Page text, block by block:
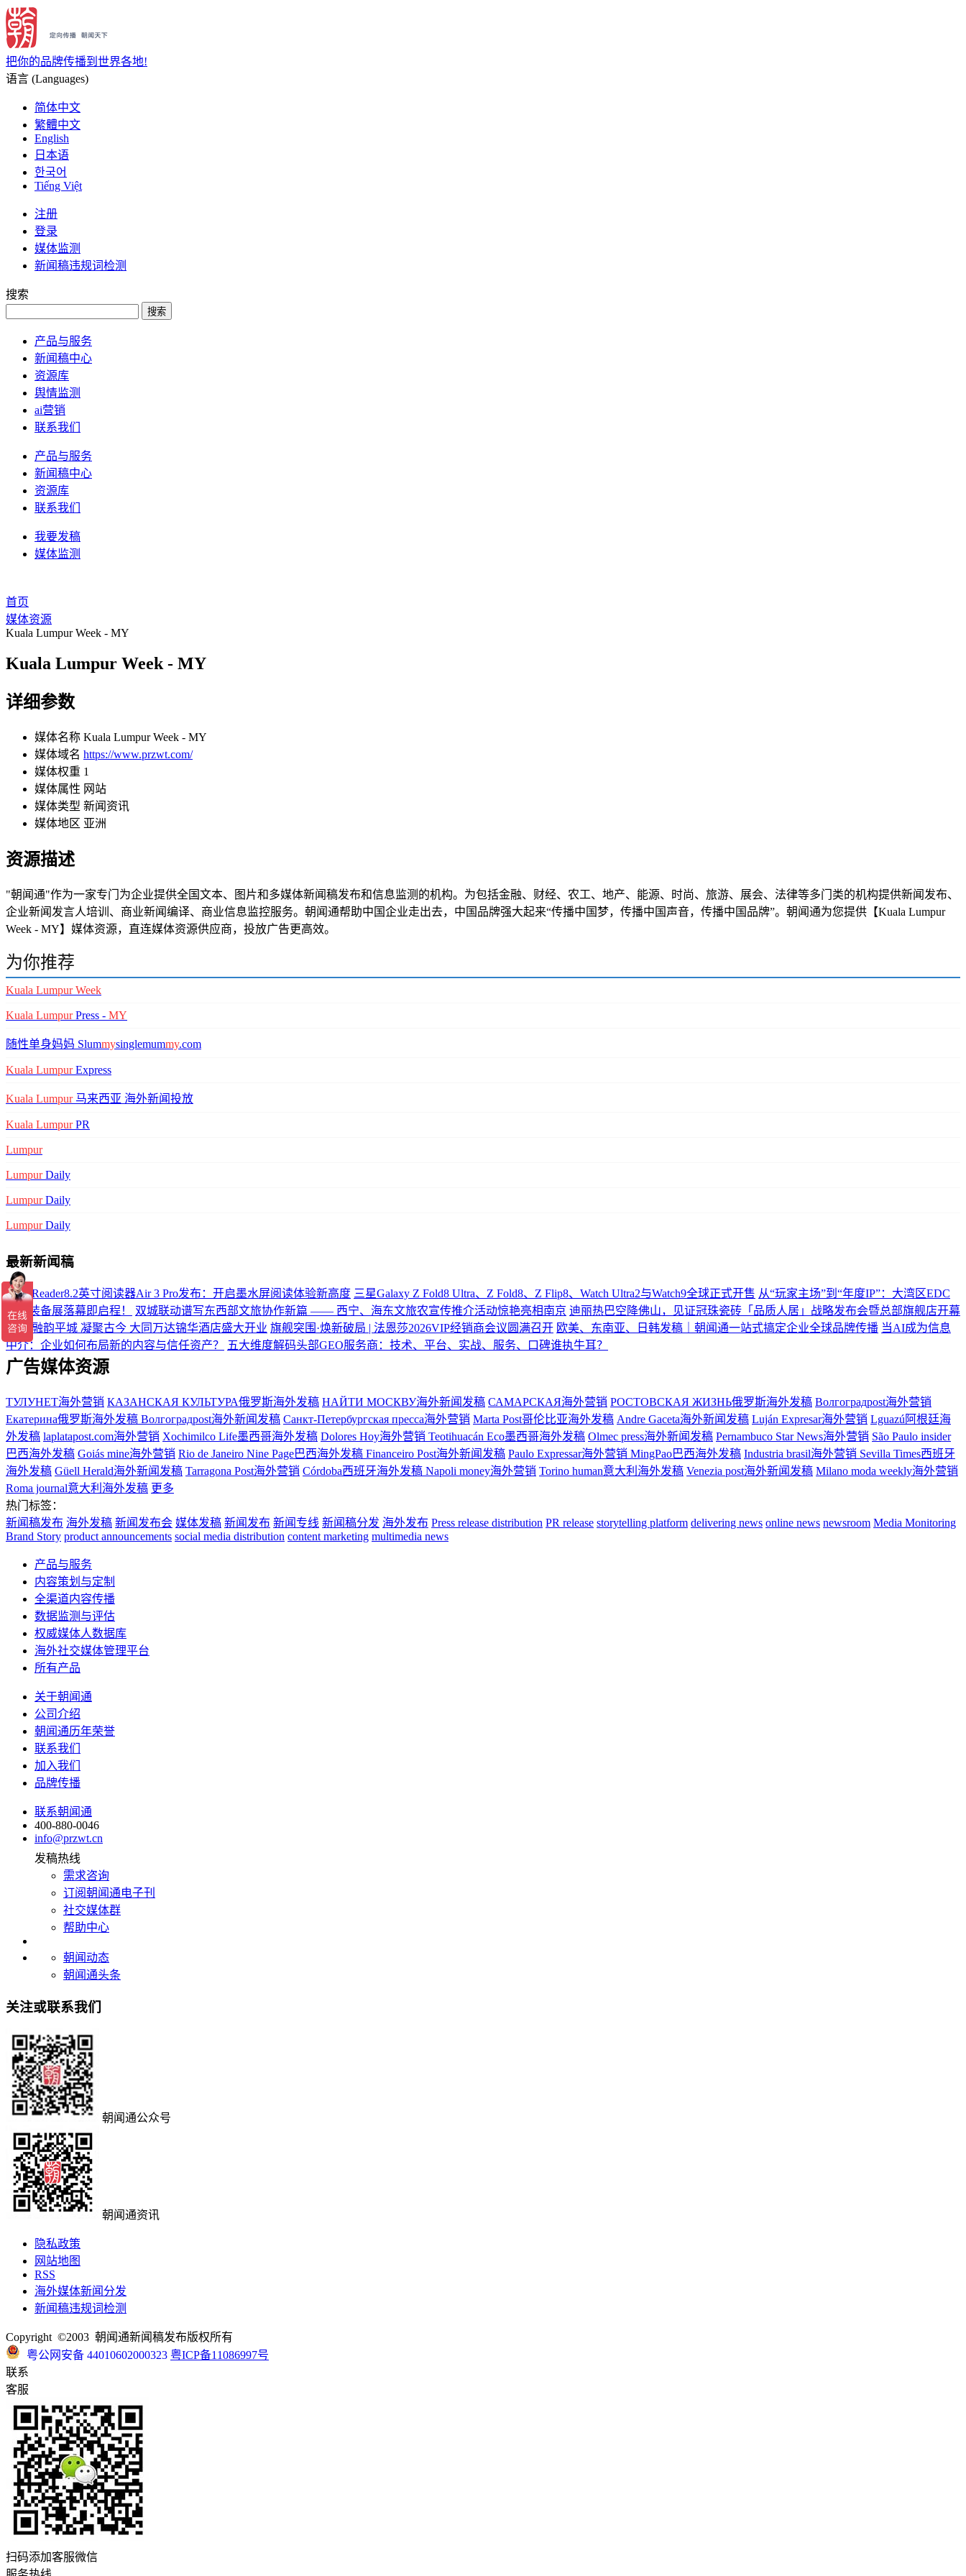
把你的品牌传播到世界各地!
语言 (Languages)
简体中文
繁體中文
English
日本语
한국어
Tiếng Việt
注册
登录
媒体监测
新闻稿违规词检测
搜索
搜索
产品与服务
新闻稿中心
资源库
舆情监测
ai营销
联系我们
产品与服务
新闻稿中心
资源库
联系我们
我要发稿
媒体监测
首页
媒体资源
Kuala Lumpur Week - MY
Kuala Lumpur Week - MY
详细参数
媒体名称 Kuala Lumpur Week - MY
媒体域名 https://www.przwt.com/
媒体权重 1
媒体属性 网站
媒体类型 新闻资讯
媒体地区 亚洲
资源描述
"朝闻通"作为一家专门为企业提供全国文本、图片和多媒体新闻稿发布和信息监测的机构。为包括金融、财经、农工、地产、能源、时尚、旅游、展会、法律等多门类的机构提供新闻发布、
企业新闻发言人培训、商业新闻编译、商业信息监控服务。朝闻通帮助中国企业走出去，中国品牌强大起来“传播中国梦，传播中国声音，传播中国品牌”。朝闻通为您提供【Kuala Lumpur
Week - MY】媒体资源，直连媒体资源供应商，投放广告更高效。
为你推荐
Kuala Lumpur Week
Kuala LumpurPress - MY
随性单身妈妈 Slummysinglemummy.com
Kuala LumpurExpress
Kuala Lumpur马来西亚 海外新闻投放
Kuala LumpurPR
Lumpur
LumpurDaily
LumpurDaily
LumpurDaily
最新新闻稿
掌阅iReader8.2英寸阅读器Air 3 Pro发布：开启墨水屏阅读体验新高度 三星Galaxy Z Fold8 Ultra、Z Fold8、Z Flip8、Watch Ultra2与Watch9全球正式开售 从“玩家主场”到“年度IP”：大湾区EDC
硬核装备展落幕即启程！
双城联动谱写东西部文旅协作新篇 —— 西宁、海东文旅农宣传推介活动惊艳亮相南京 迪丽热巴空降佛山，见证冠珠瓷砖「品质人居」战略发布会暨总部旗舰店开幕
盛典 融韵平城 凝聚古今 大同万达锦华酒店盛大开业 旗舰突围·焕新破局 | 法恩莎2026VIP经销商会议圆满召开 欧美、东南亚、日韩发稿｜朝闻通一站式搞定企业全球品牌传播 当AI成为信息
中介：企业如何布局新的内容与信任资产？
五大维度解码头部GEO服务商：技术、平台、实战、服务、口碑谁执牛耳？
广告媒体资源
ТУЛУНЕТ海外营销 КАЗАНСКАЯ КУЛЬТУРА俄罗斯海外发稿 НАЙТИ МОСКВУ海外新闻发稿 САМАРСКАЯ海外营销 РОСТОВСКАЯ ЖИЗНЬ俄罗斯海外发稿 Волгоградpost海外营销
Екатерина俄罗斯海外发稿 Волгоградpost海外新闻发稿 Санкт-Петербургская пресса海外营销 Marta Post哥伦比亚海外发稿 Andre Gaceta海外新闻发稿 Luján Expresar海外营销 Lguazú阿根廷海
外发稿 laplatapost.com海外营销 Xochimilco Life墨西哥海外发稿 Dolores Hoy海外营销 Teotihuacán Eco墨西哥海外发稿 Olmec press海外新闻发稿 Pernambuco Star News海外营销 São Paulo insider
巴西海外发稿 Goiás mine海外营销 Rio de Janeiro Nine Page巴西海外发稿 Financeiro Post海外新闻发稿 Paulo Expressar海外营销 MingPao巴西海外发稿 Industria brasil海外营销 Sevilla Times西班牙
海外发稿 Güell Herald海外新闻发稿 Tarragona Post海外营销 Córdoba西班牙海外发稿 Napoli money海外营销 Torino human意大利海外发稿 Venezia post海外新闻发稿 Milano moda weekly海外营销
Roma journal意大利海外发稿 更多
热门标签：
新闻稿发布 海外发稿 新闻发布会 媒体发稿 新闻发布 新闻专线 新闻稿分发 海外发布 Press release distribution PR release storytelling platform delivering news online news newsroom Media Monitoring
Brand Story product announcements social media distribution content marketing multimedia news
产品与服务
内容策划与定制
全渠道内容传播
数据监测与评估
权威媒体人数据库
海外社交媒体管理平台
所有产品
关于朝闻通
公司介绍
朝闻通历年荣誉
联系我们
加入我们
品牌传播
联系朝闻通
400-880-0046
info@przwt.cn
发稿热线
需求咨询
订阅朝闻通电子刊
社交媒体群
帮助中心
朝闻动态
朝闻通头条
关注或联系我们
朝闻通公众号
朝闻通资讯
隐私政策
网站地图
RSS
海外媒体新闻分发
新闻稿违规词检测
Copyright ©2003 朝闻通新闻稿发布版权所有
粤公网安备 44010602000323 粤ICP备11086997号
联系
客服
扫码添加客服微信